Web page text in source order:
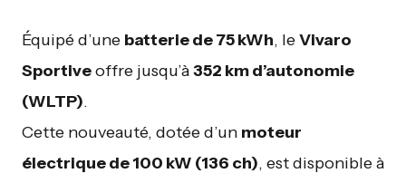
Équipé d’une batterie de 75 kWh, leVivaro
Sportiveoffre jusqu’à352 km d’autonomie
(WLTP).
Cette nouveauté, dotée d’un moteur
électrique de 100 kW (136 ch), est disponible à